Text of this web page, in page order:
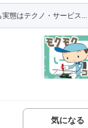
態はテクノ・サービス...
気になる